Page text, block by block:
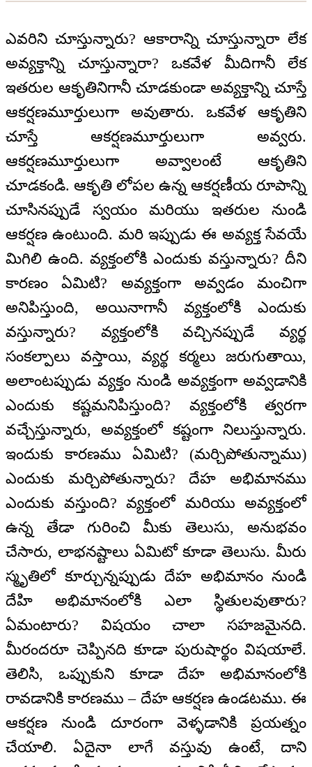
ఎవరిని చూస్తున్నారు? ఆకారాన్ని చూస్తున్నారా లేక
అవ్యక్తాన్ని చూస్తున్నారా? ఒకవేళ మీదిగానీ లేక
ఇతరుల ఆకృతినిగానీ చూడకుండా అవ్యక్తాన్ని చూస్తే
ఆకర్షణమూర్తులుగా అవుతారు. ఒకవేళ ఆకృతిని
చూస్తే ఆకర్షణమూర్తులుగా అవ్వరు.
ఆకర్షణమూర్తులుగా అవ్వాలంటే ఆకృతిని
చూడకండి. ఆకృతి లోపల ఉన్న ఆకర్షణీయ రూపాన్ని
చూసినప్పుడే స్వయం మరియు ఇతరుల నుండి
ఆకర్షణ ఉంటుంది. మరి ఇప్పుడు ఈ అవ్యక్త సేవయే
మిగిలి ఉంది. వ్యక్తంలోకి ఎందుకు వస్తున్నారు? దీని
కారణం ఏమిటి? అవ్యక్తంగా అవ్వడం మంచిగా
అనిపిస్తుంది, అయినాగానీ వ్యక్తంలోకి ఎందుకు
వస్తున్నారు? వ్యక్తంలోకి వచ్చినప్పుడే వ్యర్థ
సంకల్పాలు వస్తాయి, వ్యర్థ కర్మలు జరుగుతాయి,
అలాంటప్పుడు వ్యక్తం నుండి అవ్యక్తంగా అవ్వడానికి
ఎందుకు కష్టమనిపిస్తుంది? వ్యక్తంలోకి త్వరగా
వచ్చేస్తున్నారు, అవ్యక్తంలో కష్టంగా నిలుస్తున్నారు.
ఇందుకు కారణము ఏమిటి? (మర్చిపోతున్నాము)
ఎందుకు మర్చిపోతున్నారు? దేహ అభిమానము
ఎందుకు వస్తుంది? వ్యక్తంలో మరియు అవ్యక్తంలో
ఉన్న తేడా గురించి మీకు తెలుసు, అనుభవం
చేసారు, లాభనష్టాలు ఏమిటో కూడా తెలుసు. మీరు
స్మృతిలో కూర్చున్నప్పుడు దేహ అభిమానం నుండి
దేహి అభిమానంలోకి ఎలా స్థితులవుతారు?
ఏమంటారు? విషయం చాలా సహజమైనది.
మీరందరూ చెప్పినది కూడా పురుషార్థం విషయాలే.
తెలిసి, ఒప్పుకుని కూడా దేహ అభిమానంలోకి
రావడానికి కారణము – దేహ ఆకర్షణ ఉండటము. ఈ
ఆకర్షణ నుండి దూరంగా వెళ్ళడానికి ప్రయత్నం
చేయాలి. ఏదైనా లాగే వస్తువు ఉంటే, దాని